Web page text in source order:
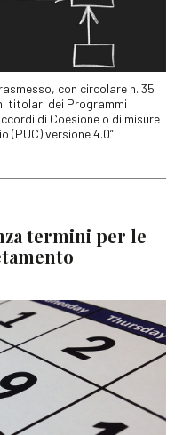
con circolare n. 35
titolari dei Programmi
di Coesione o di misure
(PUC) versione 4.0”.
termini per le